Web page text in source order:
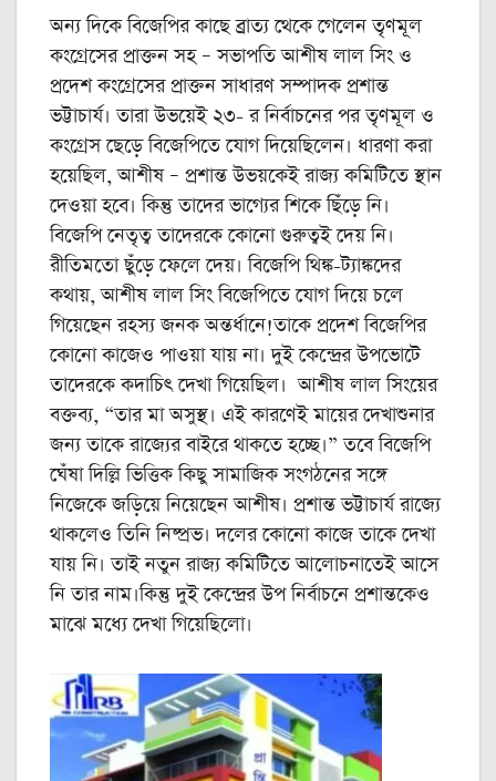
অন্য দিকে বিজেপির কাছে ব্রাত্য থেকে গেলেন তৃণমূল
কংগ্রেসের প্রাক্তন সহ – সভাপতি আশীষ লাল সিং ও
প্রদেশ কংগ্রেসের প্রাক্তন সাধারণ সম্পাদক প্রশান্ত
ভট্টাচার্য। তারা উভয়েই ২৩- র নির্বাচনের পর তৃণমূল ও
কংগ্রেস ছেড়ে বিজেপিতে যোগ দিয়েছিলেন। ধারণা করা
হয়েছিল, আশীষ – প্রশান্ত উভয়কেই রাজ্য কমিটিতে স্থান
দেওয়া হবে। কিন্তু তাদের ভাগ্যের শিকে ছিঁড়ে নি।
বিজেপি নেতৃত্ব তাদেরকে কোনো গুরুত্বই দেয় নি।
রীতিমতো ছুঁড়ে ফেলে দেয়। বিজেপি থিঙ্ক-ট্যাঙ্কদের
কথায়, আশীষ লাল সিং বিজেপিতে যোগ দিয়ে চলে
গিয়েছেন রহস্য জনক অন্তর্ধানে!তাকে প্রদেশ বিজেপির
কোনো কাজেও পাওয়া যায় না। দুই কেন্দ্রের উপভোটে
তাদেরকে কদাচিৎ দেখা গিয়েছিল। আশীষ লাল সিংয়ের
বক্তব্য, “তার মা অসুস্থ। এই কারণেই মায়ের দেখাশুনার
জন্য তাকে রাজ্যের বাইরে থাকতে হচ্ছে।” তবে বিজেপি
ঘেঁষা দিল্লি ভিত্তিক কিছু সামাজিক সংগঠনের সঙ্গে
নিজেকে জড়িয়ে নিয়েছেন আশীষ। প্রশান্ত ভট্টাচার্য রাজ্যে
থাকলেও তিনি নিষ্প্রভ। দলের কোনো কাজে তাকে দেখা
যায় নি। তাই নতুন রাজ্য কমিটিতে আলোচনাতেই আসে
নি তার নাম।কিন্তু দুই কেন্দ্রের উপ নির্বাচনে প্রশান্তকেও
মাঝে মধ্যে দেখা গিয়েছিলো।